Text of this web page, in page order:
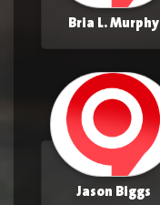
Bria L. Murphy
Jason Biggs